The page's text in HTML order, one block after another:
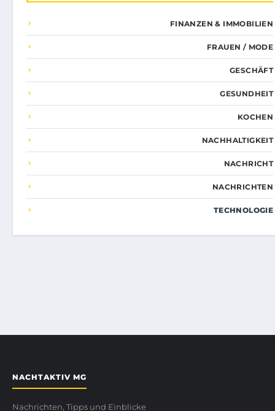
FINANZEN & IMMOBILIEN
FRAUEN / MODE
GESCHÄFT
GESUNDHEIT
KOCHEN
NACHHALTIGKEIT
NACHRICHT
NACHRICHTEN
TECHNOLOGIE
NACHTAKTIV MG
Nachrichten, Tipps und Einblicke